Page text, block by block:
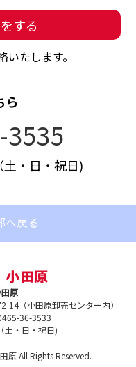
する
たします。
ら
・日・祝日)
へ戻る
原
14（小田原卸売センター内）
36-3533
・日・祝日)
原 All Rights Reserved.